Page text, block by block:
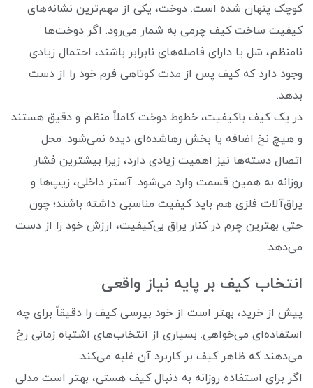
کوچک پنهان شده است. دوخت، یکی از مهم‌ترین نشانه‌های
کیفیت ساخت کیف چرمی به شمار می‌رود. اگر دوخت‌ها
نامنظم، شل یا دارای فاصله‌های نابرابر باشند، احتمال زیادی
وجود دارد که کیف پس از مدت کوتاهی فرم خود را از دست
بدهد.
در یک کیف باکیفیت، خطوط دوخت کاملاً منظم و دقیق هستند
و هیچ نخ اضافه یا بخش رهاشده‌ای دیده نمی‌شود. محل
اتصال دسته‌ها نیز اهمیت زیادی دارد، زیرا بیشترین فشار
روزانه به همین قسمت وارد می‌شود. آستر داخلی، زیپ‌ها و
یراق‌آلات فلزی هم باید کیفیت مناسبی داشته باشند؛ چون
حتی بهترین چرم در کنار یراق بی‌کیفیت، ارزش خود را از دست
می‌دهد.
انتخاب کیف بر پایه نیاز واقعی
پیش از خرید، بهتر است از خود بپرسی کیف را دقیقاً برای چه
استفاده‌ای می‌خواهی. بسیاری از انتخاب‌های اشتباه زمانی رخ
می‌دهند که ظاهر کیف بر کاربرد آن غلبه می‌کند.
اگر برای استفاده روزانه به دنبال کیف هستی، بهتر است مدلی